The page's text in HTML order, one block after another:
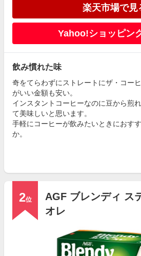
楽天市場で見
Yahoo!ショッピン
飲み慣れた味
奇をてらわずにストレートにザ・コー
がいい金額も安い。
インスタントコーヒーなのに豆から煎
て美味しいと思います。
手軽にコーヒーが飲みたいときにおす
か。
2位
AGF ブレンディ ス
オレ